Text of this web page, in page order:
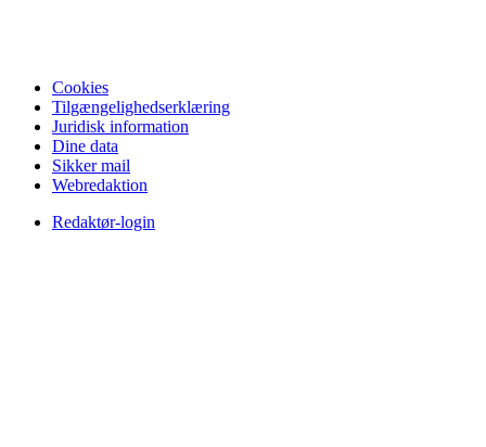
Cookies
Tilgængelighedserklæring
Juridisk information
Dine data
Sikker mail
Webredaktion
Redaktør-login